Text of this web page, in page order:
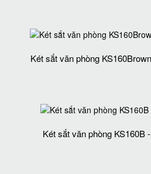
Két sắt văn phòng
Két sắt văn phòng KS160B